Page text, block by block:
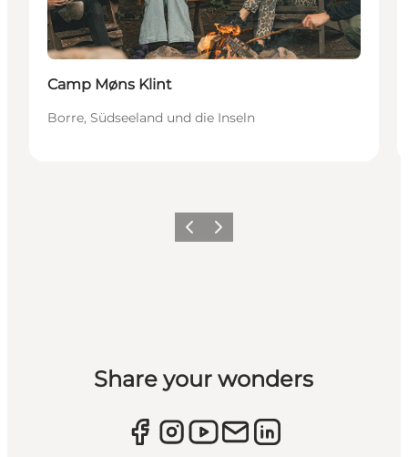
Camp Møns Klint
Borre, Südseeland und die Inseln
ZurückWeiter
Share your wonders